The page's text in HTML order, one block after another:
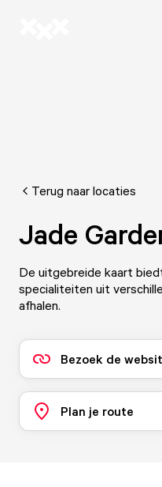
Terug naar locaties
Jade
De uitgebreide kaart
specialiteiten uit
afhalen.
Bezoek de
Plan je route